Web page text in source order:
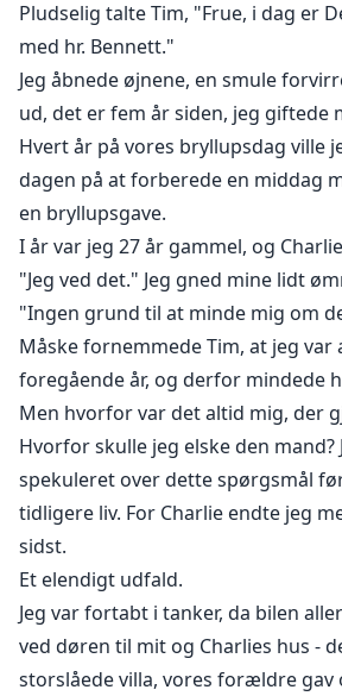
Pludselig talte Tim, "Frue, i dag er
med hr. Bennett."
Jeg åbnede øjnene, en smule
ud, det er fem år siden, jeg giftede
Hvert år på vores bryllupsdag ville
dagen på at forberede en middag
en bryllupsgave.
I år var jeg 27 år gammel, og
"Jeg ved det." Jeg gned mine lidt
"Ingen grund til at minde mig om
Måske fornemmede Tim, at jeg var
foregående år, og derfor mindede
Men hvorfor var det altid mig, der
Hvorfor skulle jeg elske den mand?
spekuleret over dette spørgsmål
tidligere liv. For Charlie endte jeg
sidst.
Et elendigt udfald.
Jeg var fortabt i tanker, da bilen
ved døren til mit og Charlies hus -
storslåede villa, vores forældre gav